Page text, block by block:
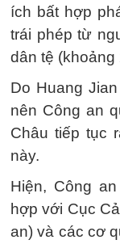
ích bất hợp
trái phép từ
dân tệ (khoảng
Do Huang
nên Công an
Châu tiếp tục
này.
Hiện, Công
hợp với Cục
an) và các cơ